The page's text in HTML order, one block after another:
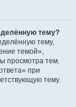
тему?
тему,
темой»,
просмотра тем.
при
тему.